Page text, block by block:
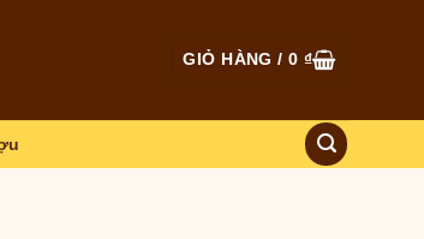
GIỎ HÀNG /0 ₫